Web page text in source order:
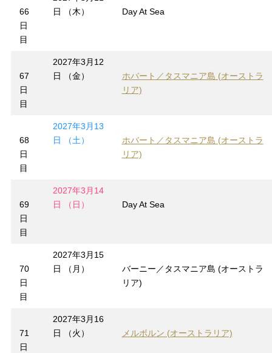
66
日
目
日 （木）
Day At Sea
67
日
目
2027年3月12
日 （金）
ホバート／タスマニア島 (オーストラ
リア)
68
日
目
2027年3月13
日 （土）
ホバート／タスマニア島 (オーストラ
リア)
69
日
目
2027年3月14
日 （日）
Day At Sea
70
日
目
2027年3月15
日 （月）
バーニー／タスマニア島 (オーストラ
リア)
71
日
2027年3月16
日 （火）
メルボルン (オーストラリア)